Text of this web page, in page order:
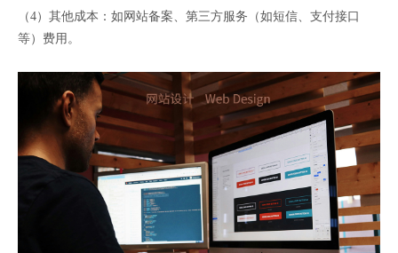
（4）其他成本：如网站备案、第三方服务（如短信、支付接口
等）费用。